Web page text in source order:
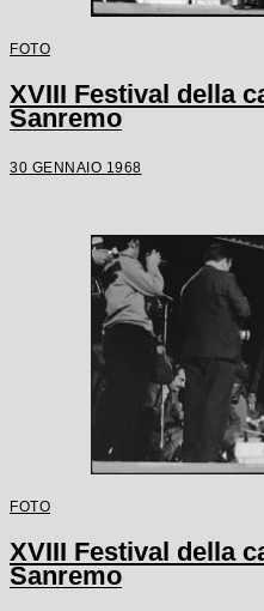
FOTO
XVIII Festival della
Sanremo
30 GENNAIO 1968
FOTO
XVIII Festival della
Sanremo